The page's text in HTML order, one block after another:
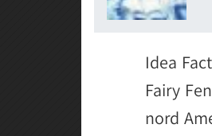
Idea
Fairy
nord